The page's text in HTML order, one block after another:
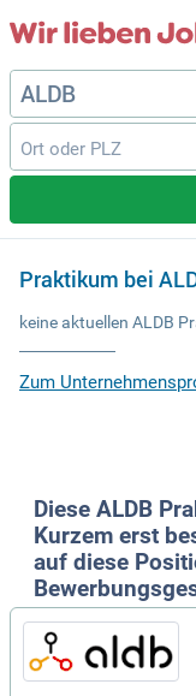
Praktikum bei
keine aktuellen ALDB
Zum
Diese ALDB
Kurzem erst
auf diese